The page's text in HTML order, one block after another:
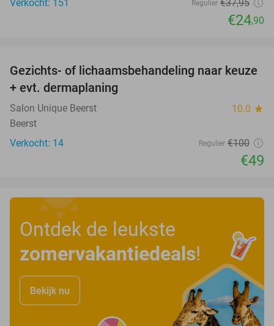
Verkocht: 151 Regulier €37,95
€24,90
51%
Gezichts- of lichaamsbehandeling naar keuze
+ evt. dermaplaning
Salon Unique Beerst 10.0 star
Beerst
Verkocht: 14
Regulier €100
€49
Ontdek de leukste
zomervakantiedeals!
Bekijk nu